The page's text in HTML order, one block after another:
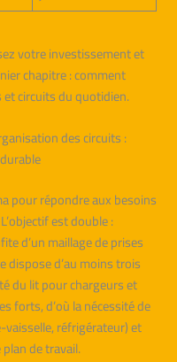
votre investissement et
chapitre : comment
circuits du quotidien.
des circuits :
pour répondre aux besoins
est double :
d’un maillage de prises
dispose d’au moins trois
du lit pour chargeurs et
forts, d’où la nécessité de
vaisselle, réfrigérateur) et
de travail.